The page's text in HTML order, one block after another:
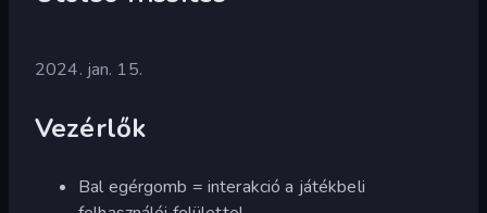
2024. jan. 15.
Vezérlők
Bal egérgomb = interakció a játékbeli